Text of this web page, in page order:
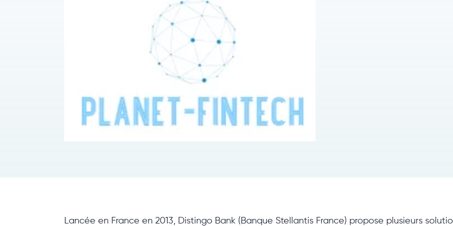
Lancée en France en 2013, Distingo Bank (Banque Stellantis France) propose plusieurs